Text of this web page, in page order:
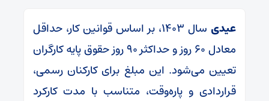
عیدی
سال ۱۴۰۳، بر اساس قوانین کار، حداقل
معادل ۶۰ روز و حداکثر ۹۰ روز حقوق پایه کارگران
تعیین می‌شود. این مبلغ برای کارکنان رسمی،
قراردادی و پاره‌وقت، متناسب با مدت کارکرد